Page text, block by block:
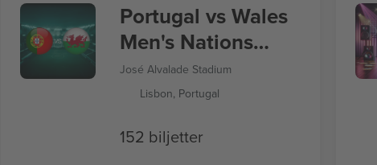
Portugal vs Wales
Men's Nations
League
José Alvalade Stadium
Lisbon, Portugal
152 biljetter